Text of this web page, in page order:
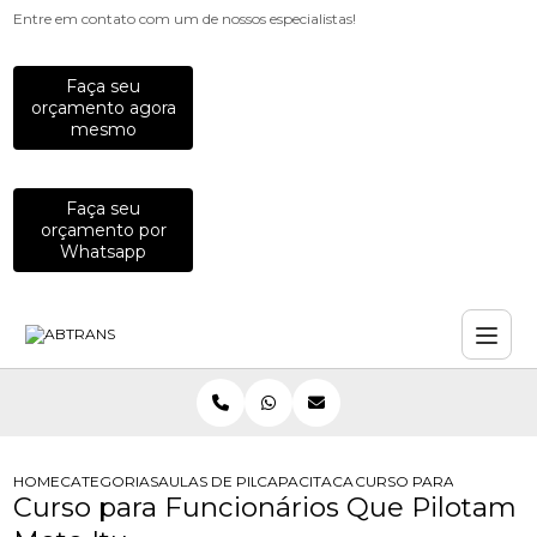
Entre em contato com um de nossos especialistas!
Faça seu
orçamento agora
mesmo
Faça seu
orçamento por
Whatsapp
HOMECATEGORIASAULAS DE PILOTAGEM PARA EMPRESAS
CAPACITACAO PARA
CURSO PARA
Curso para Funcionários Que Pilotam